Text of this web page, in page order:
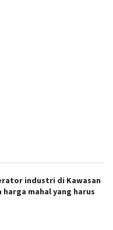
industri di Kawasan
mahal yang harus